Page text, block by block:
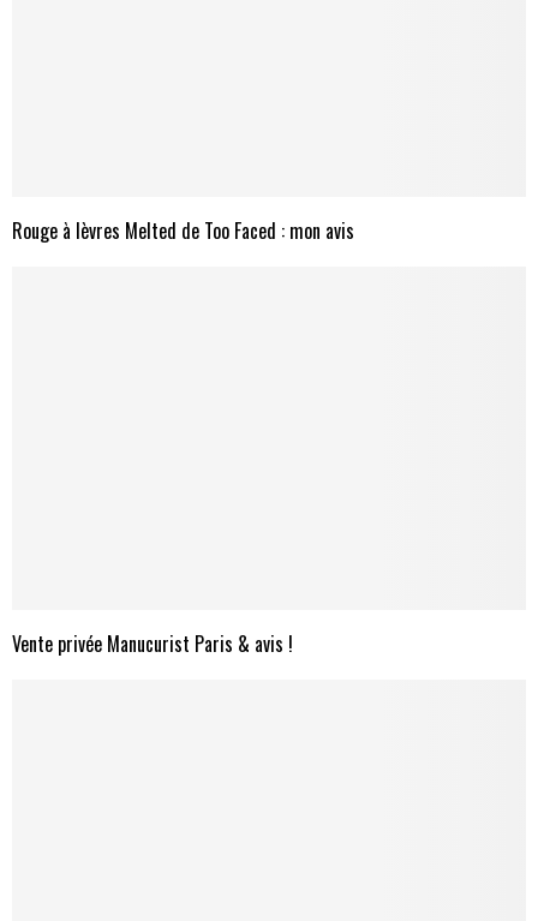
Rouge à lèvres Melted de Too Faced : mon avis
Vente privée Manucurist Paris & avis !